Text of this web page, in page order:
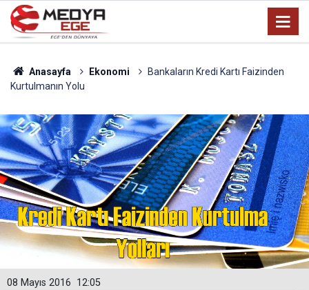
Anasayfa Ekonomi
Bankaların Kredi Kartı Faizinden
Kurtulmanın Yolu
12:05
08 Mayıs 2016